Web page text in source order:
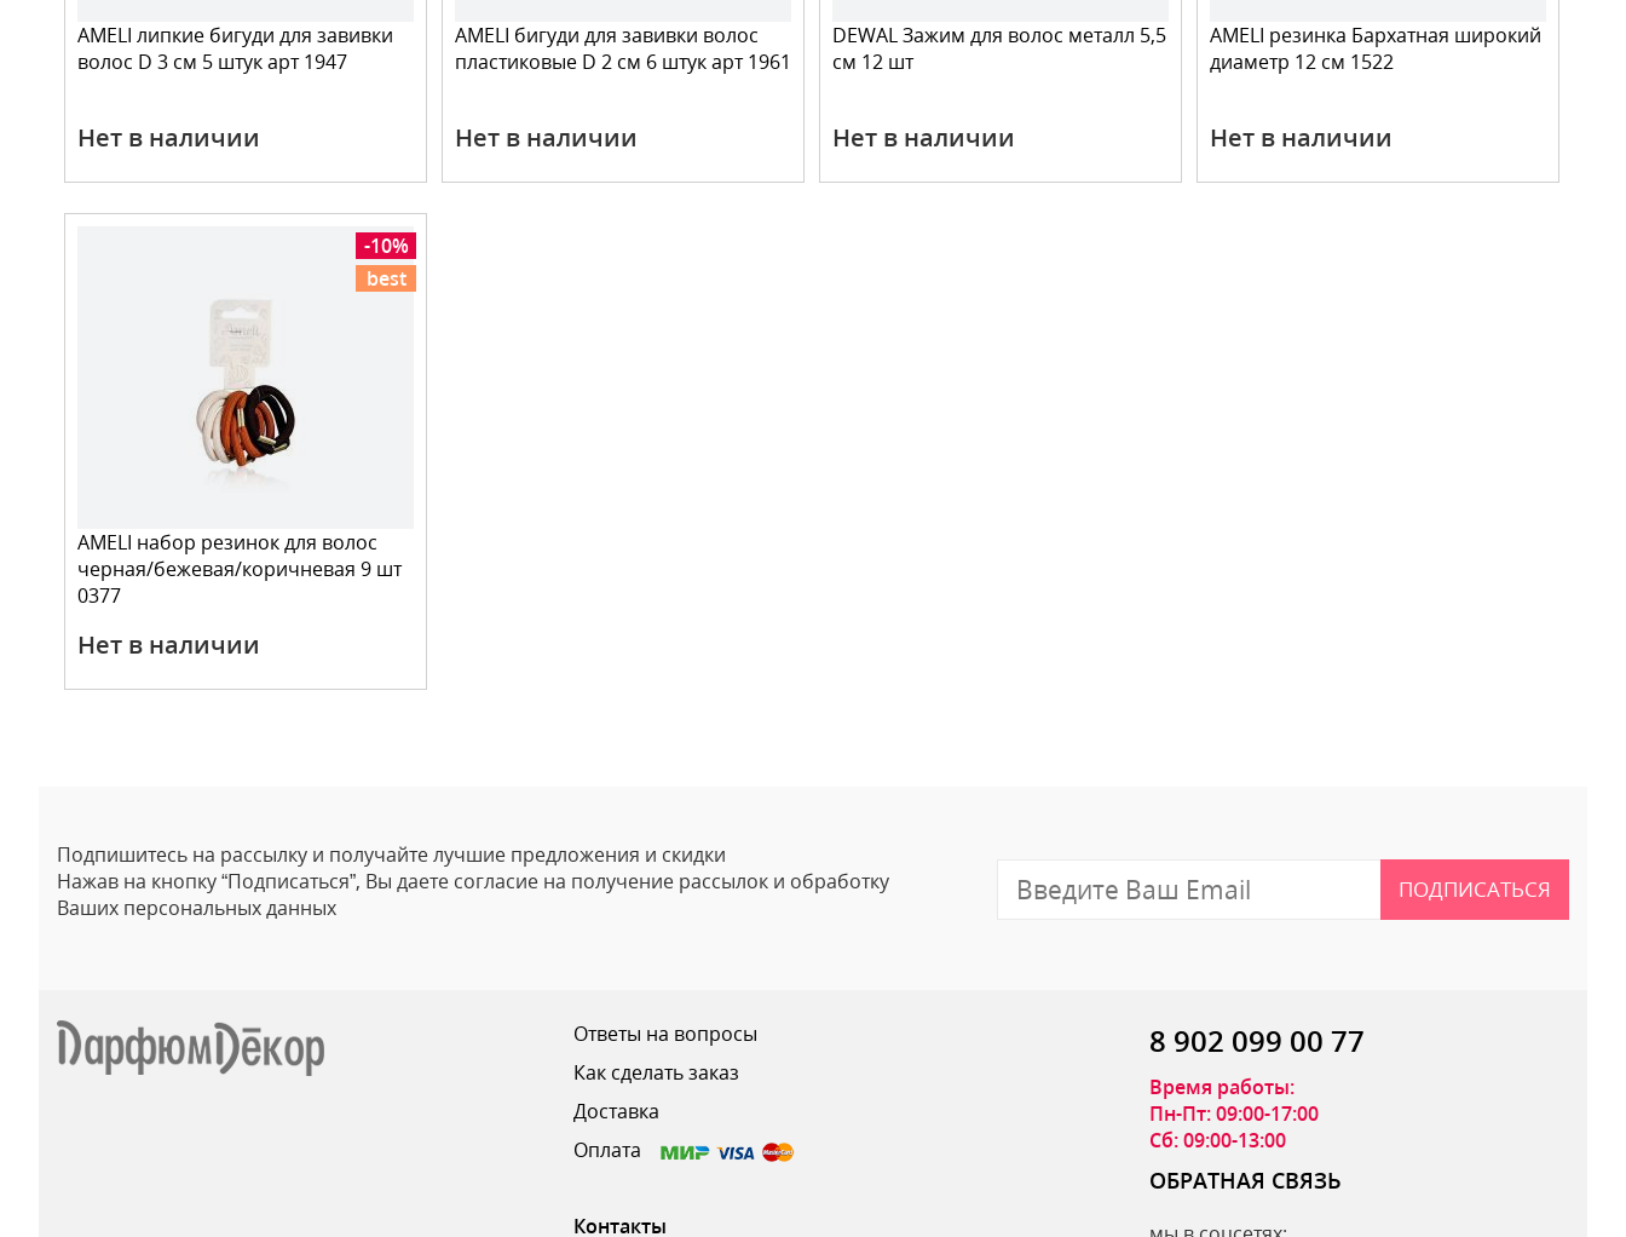
AMELI липкие бигуди для завивки
волос D 3 см 5 штук арт 1947
Нет в наличии
AMELI бигуди для завивки волос
пластиковые D 2 см 6 штук арт 1961
Нет в наличии
DEWAL Зажим для волос металл 5,5
см 12 шт
Нет в наличии
AMELI резинка Бархатная широкий
диаметр 12 см 1522
Нет в наличии
-10%
best
AMELI набор резинок для волос
черная/бежевая/коричневая 9 шт
0377
Нет в наличии
Подпишитесь на рассылку и получайте лучшие предложения и скидки
Нажав на кнопку “Подписаться”, Вы даете согласие на получение рассылок и обработку
Ваших персональных данных
ПОДПИСАТЬСЯ
Ответы на вопросы
Как сделать заказ
Доставка
Оплата
Контакты
8 902 099 00 77
Время работы:
Пн-Пт: 09:00-17:00
Сб: 09:00-13:00
ОБРАТНАЯ СВЯЗЬ